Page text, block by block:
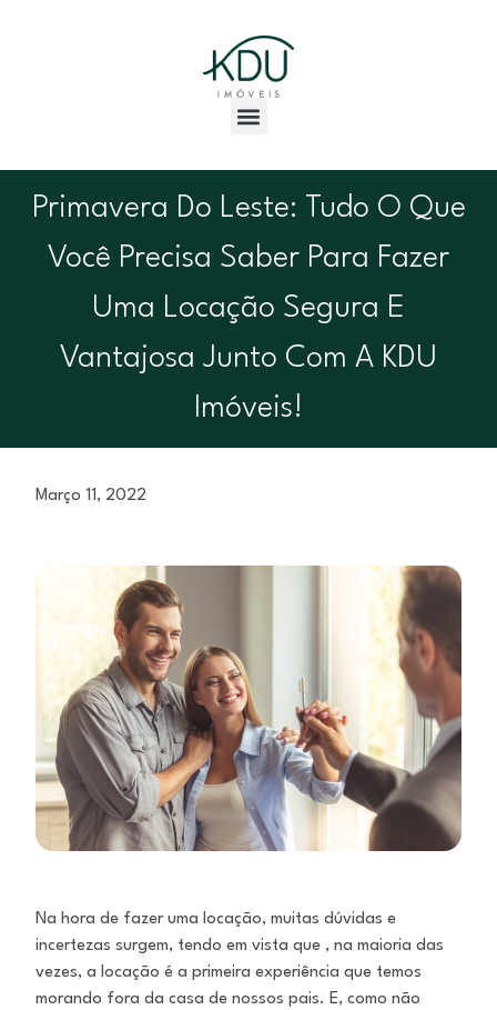
Primavera Do Leste: Tudo O Que
Você Precisa Saber Para Fazer
Uma Locação Segura E
Vantajosa Junto Com A KDU
Imóveis!
Março 11, 2022
Na hora de fazer uma locação, muitas dúvidas e
incertezas surgem, tendo em vista que , na maioria das
vezes, a locação é a primeira experiência que temos
morando fora da casa de nossos pais. E, como não